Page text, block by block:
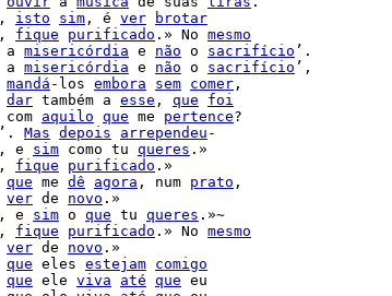
, isto sim , é ver
brotar
, fique purificado .» No mesmo
a misericórdia e não o sacrifício
a misericórdia e não o sacrifício ’,
mandá -los embora sem comer ,
dar também a esse , que
foi
com aquilo que me pertence?
’. Mas depois arrependeu -
, e sim como tu queres .»
, fique purificado .»
que me dê agora , num prato ,
ver de novo .»
, e sim o que tu queres
, fique purificado .» No mesmo
ver de novo .»
que eles estejam comigo
que ele viva até que eu